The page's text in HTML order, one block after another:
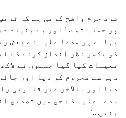
فرد جرم واضح کرتی ہے کہ
پر حملہ تھے: ' اور بے بنیاد
بہانے پر مدعا علیہ نے بعض
کو یکسر نظر انداز کرنے کے
تعینات کیا گیا جنہوں نے
دہی سے محروم کر دیا اور
دیا اور بالآخر غیر قانونی
مدعا علیہ کے حق میں تصدیق
بنیں…'